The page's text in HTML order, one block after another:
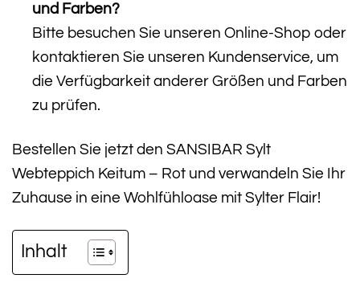
und Farben?
Bitte besuchen Sie unseren Online-Shop oder
kontaktieren Sie unseren Kundenservice, um
die Verfügbarkeit anderer Größen und Farben
zu prüfen.
Bestellen Sie jetzt den SANSIBAR Sylt
Webteppich Keitum – Rot und verwandeln Sie Ihr
Zuhause in eine Wohlfühloase mit Sylter Flair!
Inhalt